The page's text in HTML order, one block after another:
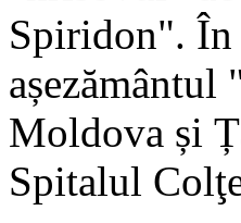
Spiridon". În
Moldova și
Spitalul